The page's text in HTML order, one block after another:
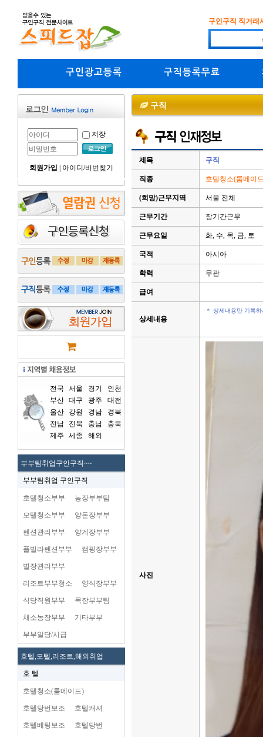
구인구직 직거래
구인광고등록 구직등록무료
저장
회원가입 아이디/비번찾기
전국 서울 경기
인천
부산 대구 광주
대전
울산
강원 경남
경북
전남
전북 충남
충북
제주
세종 해외
부부팀취업구인구직~~
부부팀취업 구인구직
호텔청소부부 농장부부팀
모텔청소부부 양돈장부부
펜션관리부부 양계장부부
플빌라펜션부부 캠핑장부부
별장관리부부
리조트부부청소 양식장부부
식당직원부부 목장부부팀
채소농장부부 기타부부
부부일당/시급
호텔,모텔,리조트,해외취업
호 텔
호텔청소(룸메이드)
호텔당번보조 호텔캐셔
호텔베팅보조 호텔당번
구직
제목 구직
직종 호텔청소(룸메이
(희망)근무지역 서울 전체
근무기간 장기간근무
근무요일 화, 수, 목, 금, 토
국적 아시아
학력 무관
급여
상세내용
＊ 상세내용만 기록
사진